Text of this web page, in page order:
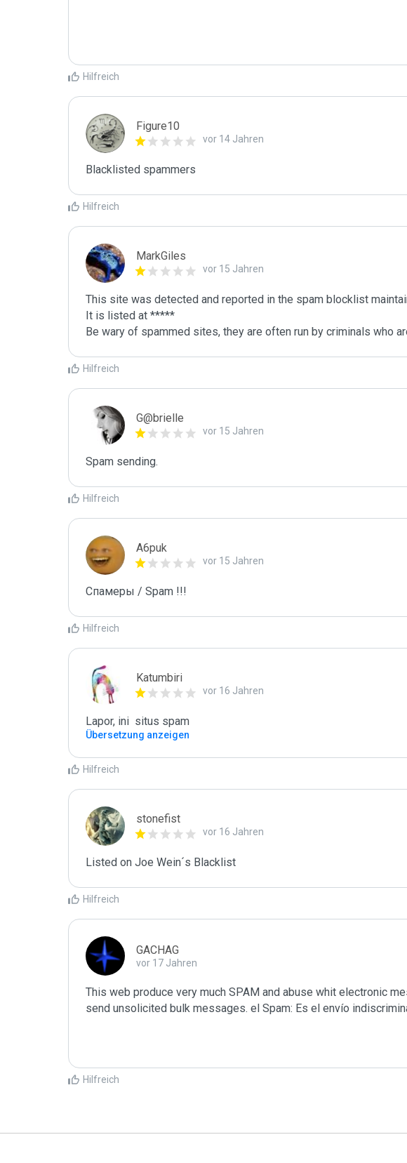
Hilfreich
Figure10
vor 14 Jahren
Blacklisted spammers
Hilfreich
MarkGiles
vor 15 Jahren
This site was detected and reported in the spam blocklist
It is listed at *****
Be wary of spammed sites, they are often run by criminals who
Hilfreich
G@brielle
vor 15 Jahren
Spam sending.
Hilfreich
A6puk
vor 15 Jahren
Спамеры / Spam !!!
Hilfreich
Katumbiri
vor 16 Jahren
Lapor, ini  situs spam
Übersetzung anzeigen
Hilfreich
stonefist
vor 16 Jahren
Listed on Joe Wein´s Blacklist
Hilfreich
GACHAG
vor 17 Jahren
This web produce very much SPAM and abuse whit electronic
send unsolicited bulk messages. el Spam: Es el envío
Hilfreich